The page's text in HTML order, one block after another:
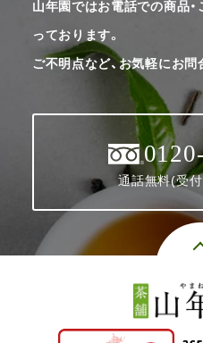
山年園ではお電話での商品
っております。
ご不明点など、お気軽にお
通話無料(受